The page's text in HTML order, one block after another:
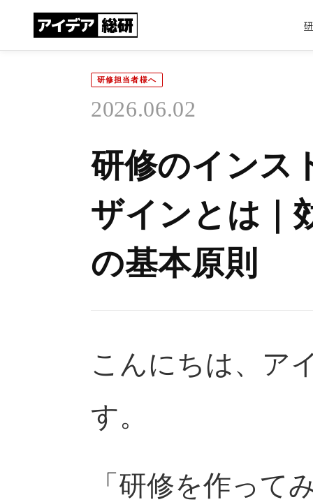
研修担当者様へ
2026.06.02
研修のインス
ザインとは｜
の基本原則
こんにちは、ア
す。
「研修を作って